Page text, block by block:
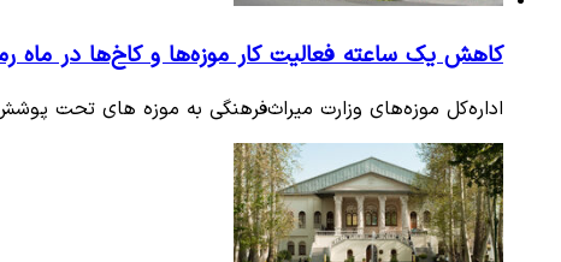
کاهش یک ساعته فعالیت کار موزه‌ها و کاخ‌ها در ماه
اداره‌کل موزه‌های وزارت میراث‌فرهنگی به موزه های تحت